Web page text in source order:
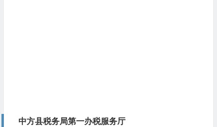
中方县税务局第一办税服务厅